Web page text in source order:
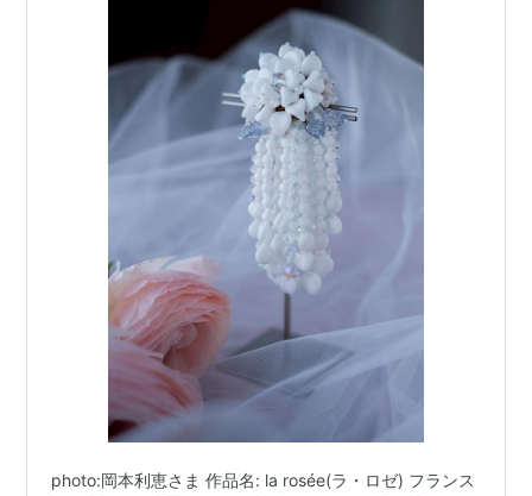
photo:岡本利恵さま 作品名: la rosée(ラ・ロゼ) フランス